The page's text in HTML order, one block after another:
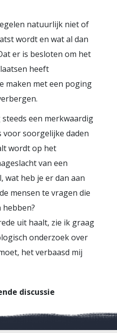
natuurlijk niet of
wordt en wat al dan
er is besloten om het
heeft
maken met een poging
een merkwaardig
voor soorgelijke daden
wordt op het
van een
wat heb je er dan aan
mensen te vragen die
uit haalt, zie ik graag
onderzoek over
het verbaasd mij
discussie